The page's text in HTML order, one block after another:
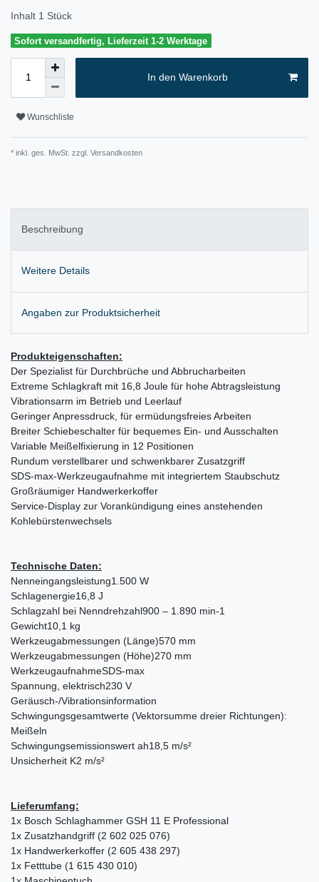
Inhalt 1 Stück
Sofort versandfertig, Lieferzeit 1-2 Werktage
In den Warenkorb
Wunschliste
* inkl. ges. MwSt. zzgl. Versandkosten
Beschreibung
Weitere Details
Angaben zur Produktsicherheit
Produkteigenschaften:
Der Spezialist für Durchbrüche und Abbrucharbeiten
Extreme Schlagkraft mit 16,8 Joule für hohe Abtragsleistung
Vibrationsarm im Betrieb und Leerlauf
Geringer Anpressdruck, für ermüdungsfreies Arbeiten
Breiter Schiebeschalter für bequemes Ein- und Ausschalten
Variable Meißelfixierung in 12 Positionen
Rundum verstellbarer und schwenkbarer Zusatzgriff
SDS-max-Werkzeugaufnahme mit integriertem Staubschutz
Großräumiger Handwerkerkoffer
Service-Display zur Vorankündigung eines anstehenden
Kohlebürstenwechsels
Technische Daten:
Nenneingangsleistung1.500 W
Schlagenergie16,8 J
Schlagzahl bei Nenndrehzahl900 – 1.890 min-1
Gewicht10,1 kg
Werkzeugabmessungen (Länge)570 mm
Werkzeugabmessungen (Höhe)270 mm
WerkzeugaufnahmeSDS-max
Spannung, elektrisch230 V
Geräusch-/Vibrationsinformation
Schwingungsgesamtwerte (Vektorsumme dreier Richtungen):
Meißeln
Schwingungsemissionswert ah18,5 m/s²
Unsicherheit K2 m/s²
Lieferumfang:
1x Bosch Schlaghammer GSH 11 E Professional
1x Zusatzhandgriff (2 602 025 076)
1x Handwerkerkoffer (2 605 438 297)
1x Fetttube (1 615 430 010)